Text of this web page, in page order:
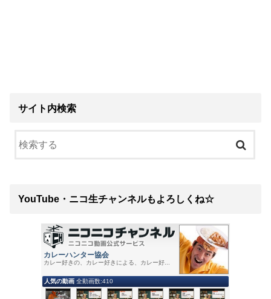
サイト内検索
YouTube・ニコ生チャンネルもよろしくね☆